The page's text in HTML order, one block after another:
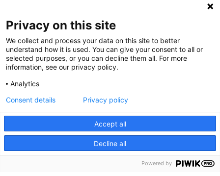
935 120 481
@CGTCatalunya
cgtcatalunya
Desenvolupat per
Privacy on this site
We collect and process your data on this site to better
understand how it is used. You can give your consent to all or
selected purposes, or you can decline them all. For more
information, see our privacy policy.
Analytics
Accept all
Decline all
Consent details Privacy policy
Powered by